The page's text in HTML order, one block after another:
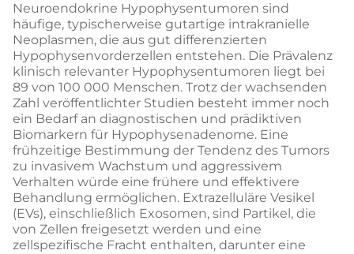
Neuroendokrine Hypophysentumoren sind
häufige, typischerweise gutartige intrakranielle
Neoplasmen, die aus gut differenzierten
Hypophysenvorderzellen entstehen. Die Prävalenz
klinisch relevanter Hypophysentumoren liegt bei
89 von 100 000 Menschen. Trotz der wachsenden
Zahl veröffentlichter Studien besteht immer noch
ein Bedarf an diagnostischen und prädiktiven
Biomarkern für Hypophysenadenome. Eine
frühzeitige Bestimmung der Tendenz des Tumors
zu invasivem Wachstum und aggressivem
Verhalten würde eine frühere und effektivere
Behandlung ermöglichen. Extrazelluläre Vesikel
(EVs), einschließlich Exosomen, sind Partikel, die
von Zellen freigesetzt werden und eine
zellspezifische Fracht enthalten, darunter eine